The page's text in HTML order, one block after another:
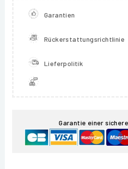
Garantien
Rückerstattungsrichtlinie
Lieferpolitik
Garantie einer